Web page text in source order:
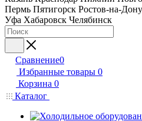
Пермь Пятигорск Ростов-на-Дону
Уфа Хабаровск Челябинск
Сравнение0
Избранные товары 0
Корзина 0
Каталог